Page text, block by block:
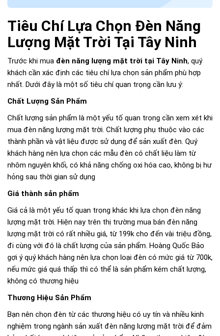
Tiêu Chí Lựa Chọn Đèn Năng
Lượng Mặt Trời Tại Tây Ninh
Trước khi mua đèn năng lượng mặt trời tại Tây Ninh, quý
khách cần xác định các tiêu chí lựa chọn sản phẩm phù hợp
nhất. Dưới đây là một số tiêu chí quan trọng cần lưu ý:
Chất Lượng Sản Phẩm
Chất lượng sản phẩm là một yếu tố quan trọng cần xem xét khi
mua đèn năng lượng mặt trời. Chất lượng phụ thuộc vào các
thành phần và vật liệu được sử dụng để sản xuất đèn. Quý
khách hàng nên lựa chọn các mẫu đèn có chất liệu làm từ
nhôm nguyên khối, có khả năng chống oxi hóa cao, không bị hư
hỏng sau thời gian sử dụng
Giá thành sản phẩm
Giá cả là một yếu tố quan trọng khác khi lựa chọn đèn năng
lượng mặt trời. Hiện nay trên thị trường mua bán đèn năng
lượng mặt trời có rất nhiều giá, từ 199k cho đến vài triệu đồng,
đi cùng với đó là chất lượng của sản phẩm. Hoàng Quốc Bảo
gợi ý quý khách hàng nên lựa chọn loại đèn có mức giá từ 700k,
nếu mức giá quá thấp thì có thể là sản phẩm kém chất lượng,
không có thương hiệu
Thương Hiệu Sản Phẩm
Bạn nên chọn đèn từ các thương hiệu có uy tín và nhiều kinh
nghiệm trong ngành sản xuất đèn năng lượng mặt trời để đảm